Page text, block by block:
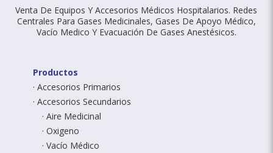
Venta De Equipos Y Accesorios Médicos Hospitalarios. Redes
Centrales Para Gases Medicinales, Gases De Apoyo Médico,
Vacío Medico Y Evacuación De Gases Anestésicos.
Productos
Accesorios Primarios
Accesorios Secundarios
Aire Medicinal
Oxigeno
Vacío Médico